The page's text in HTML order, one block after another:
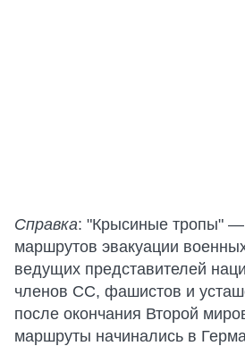
Справка: "Крысиные тропы" —
маршрутов эвакуации
ведущих представителей
членов СС, фашистов и
после окончания Второй
маршруты начинались в